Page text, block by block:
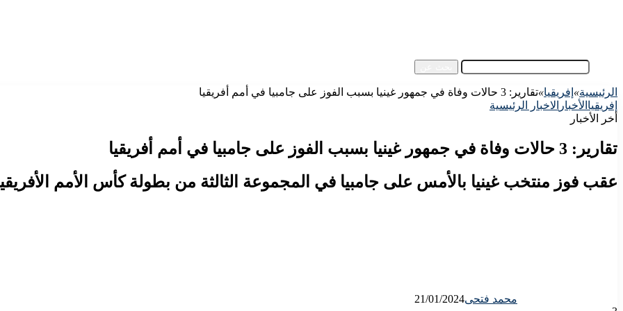
الرئيسية» إفريقيا»تقارير: 3 حالات وفاة في جمهور غينيا بسبب الفوز على جامبيا في أمم أفريقيا
إفريقيا الأخبار الاخبار الرئيسية
أخر الأخبار
تقارير: 3 حالات وفاة في جمهور غينيا بسبب الفوز على جامبيا في أمم أفريقيا
عقب فوز منتخب غينيا بالأمس على جامبيا في المجموعة الثالثة من بطولة كأس الأمم
محمد فتحى21/01/2024